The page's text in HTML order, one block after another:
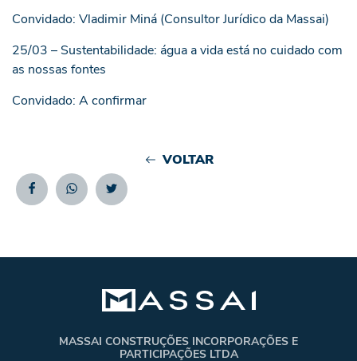
Convidado: Vladimir Miná (Consultor Jurídico da Massai)
25/03 – Sustentabilidade: água a vida está no cuidado com
as nossas fontes
Convidado: A confirmar
VOLTAR
FacebookWhatsappTwitter
MASSAI CONSTRUÇÕES INCORPORAÇÕES E
PARTICIPAÇÕES LTDA